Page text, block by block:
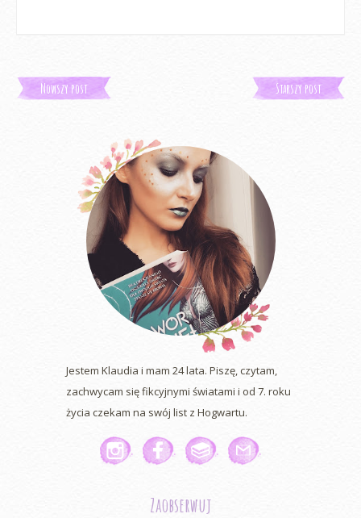
Nowszy post Starszy post
Jestem Klaudia i mam 24 lata. Piszę, czytam,
zachwycam się fikcyjnymi światami i od 7. roku
życia czekam na swój list z Hogwartu.
Zaobserwuj